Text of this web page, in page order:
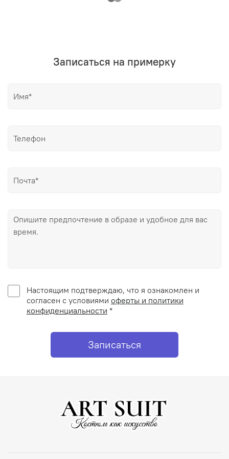
Записаться на примерку
Настоящим подтверждаю, что я ознакомлен и
согласен с условиями оферты и политики
конфиденциальности *
Записаться